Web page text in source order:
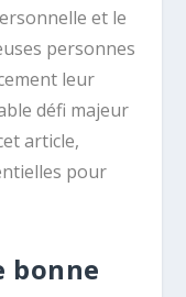
et le
personnes
leur
défi majeur
article,
pour
bonne